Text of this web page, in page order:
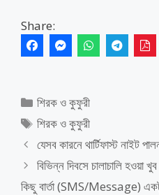
Share:
Categories
শিরক ও কুফুরী
Tags
শিরক ও কুফুরী
যেসব কারনে থার্টিফাস্ট নাইট
বিভিন্ন দিবসে চালাচালি
কিছু বার্তা (SMS/Message) একটু